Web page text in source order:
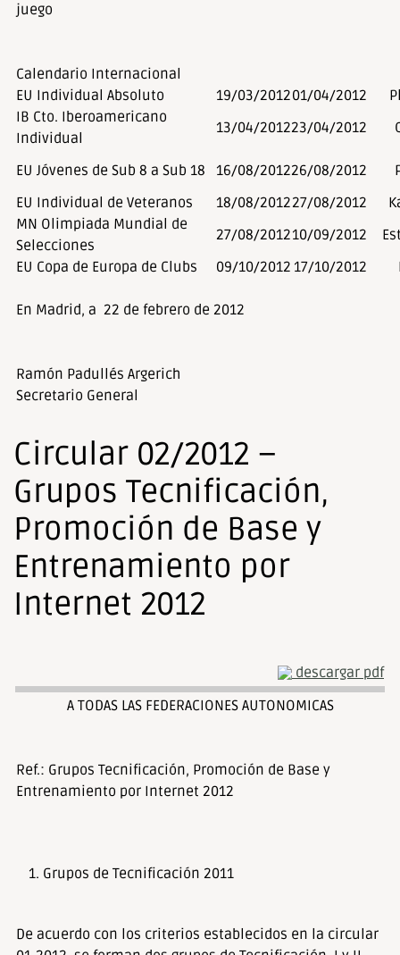
juego
Calendario Internacional
EU Individual Absoluto
19/03/201201/04/2012
IB Cto. Iberoamericano
Individual
13/04/201223/04/2012
EU Jóvenes de Sub 8 a Sub 18 16/08/201226/08/2012
EU Individual de Veteranos
18/08/201227/08/2012
MN Olimpiada Mundial de
Selecciones
27/08/201210/09/2012
EU Copa de Europa de Clubs
09/10/2012 17/10/2012
En Madrid, a 22 de febrero
Ramón Padullés Argerich
Secretario General
Circular 02/2012 –
Grupos Tecnificación,
Promoción de Base y
Entrenamiento por
Internet 2012
descargar pdf
A TODAS LAS FEDERACIONES AUTONOMICAS
Ref.: Grupos Tecnificación, Promoción de Base y
Entrenamiento por Internet 2012
Grupos de Tecnificación 2011
De acuerdo con los criterios establecidos en la circular